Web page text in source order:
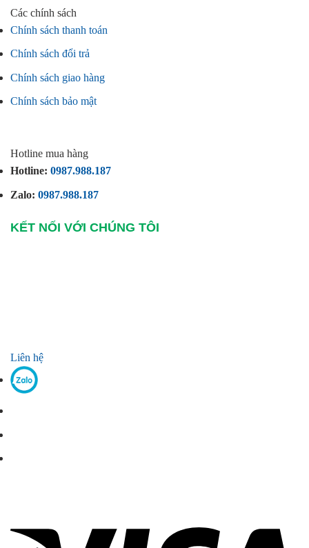
Các chính sách
Chính sách thanh toán
Chính sách đổi trả
Chính sách giao hàng
Chính sách bảo mật
Hotline mua hàng
Hotline: 0987.988.187
Zalo: 0987.988.187
KẾT NỐI VỚI CHÚNG TÔI
Liên hệ